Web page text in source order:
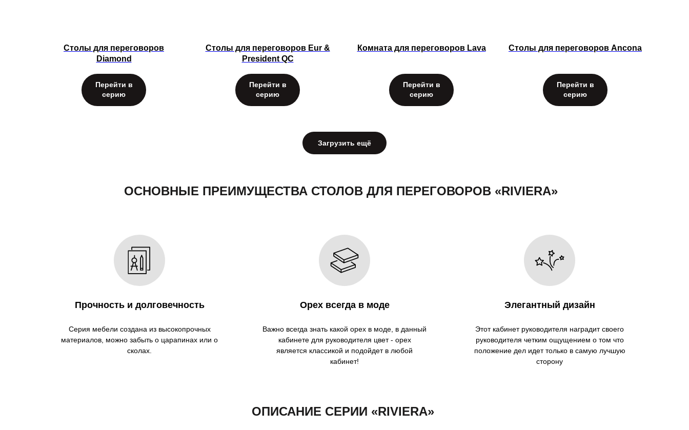
Столы для переговоров
Diamond
Перейти в
серию
Столы для переговоров Eur &
President QC
Перейти в
серию
Комната для переговоров Lava
Перейти в
серию
Столы для переговоров Ancona
Перейти в
серию
Загрузить ещё
ОСНОВНЫЕ ПРЕИМУЩЕСТВА СТОЛОВ ДЛЯ ПЕРЕГОВОРОВ «RIVIERA»
Прочность и долговечность
Серия мебели создана из высокопрочных
материалов, можно забыть о царапинах или о
сколах.
Орех всегда в моде
Важно всегда знать какой орех в моде, в данный
кабинете для руководителя цвет - орех
является классикой и подойдет в любой
кабинет!
Элегантный дизайн
Этот кабинет руководителя наградит своего
руководителя четким ощущением о том что
положение дел идет только в самую лучшую
сторону
ОПИСАНИЕ СЕРИИ «RIVIERA»